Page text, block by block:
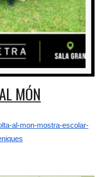
MÓN
al-mon-mostra-escolar-